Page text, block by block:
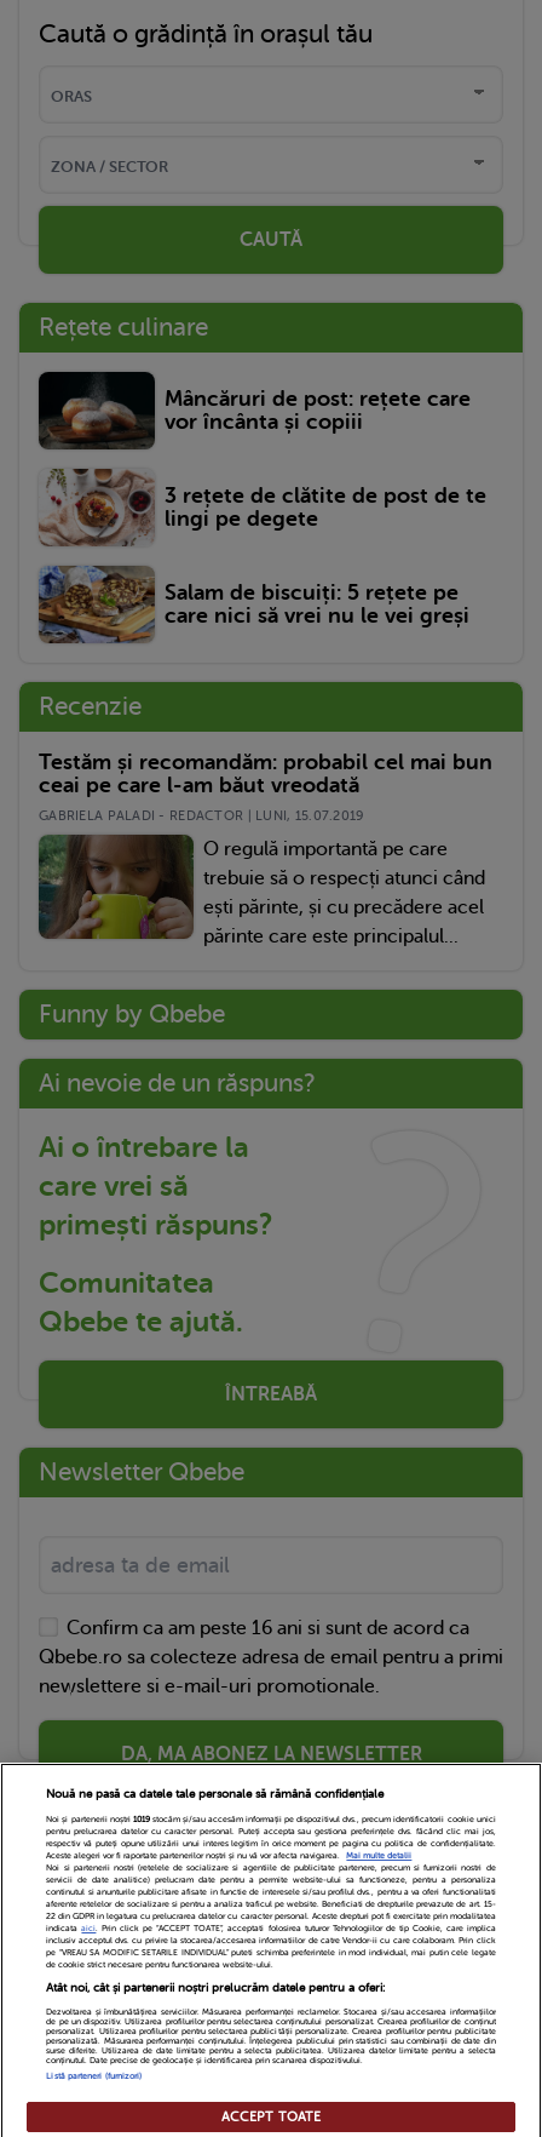
Caută o grădință în orașul tău
CAUTĂ
Rețete culinare
Mâncăruri de post: rețete care
vor încânta și copiii
3 rețete de clătite de post de te
lingi pe degete
Salam de biscuiți: 5 rețete pe
care nici să vrei nu le vei greși
Recenzie
Testăm și recomandăm: probabil cel mai bun
ceai pe care l-am băut vreodată
GABRIELA PALADI - REDACTOR | LUNI, 15.07.2019
O regulă importantă pe care
trebuie să o respecți atunci când
ești părinte, și cu precădere acel
părinte care este principalul...
Funny by Qbebe
Ai nevoie de un răspuns?
Ai o întrebare la
care vrei să
primești răspuns?
Comunitatea
Qbebe te ajută.
ÎNTREABĂ
Newsletter Qbebe
Confirm ca am peste 16 ani si sunt de acord ca
Qbebe.ro sa colecteze adresa de email pentru a primi
newslettere si e-mail-uri promotionale.
DA, MA ABONEZ LA NEWSLETTER
Echipa Editoriala Newsletter
Contact
Cariere
Cookies
Politica de confidentialitate
DivaHair Cosmetics
Despre noi
Termeni si conditii
Nouă ne pasă ca datele tale personale să rămână confidențiale
Noi și partenerii noștri 1019stocăm și/sau accesăm informații pe dispozitivul dvs., precum identificatorii cookie unici
pentru prelucrarea datelor cu caracter personal. Puteți accepta sau gestiona preferințele dvs. făcând clic mai jos,
respectiv vă puteți opune utilizării unui interes legitim în orice moment pe pagina cu politica de confidențialitate.
Aceste alegeri vor fi raportate partenerilor noștri și nu vă vor afecta navigarea.
Mai multe detalii
Noi si partenerii nostri (retelele de socializare si agentiile de publicitate partenere, precum si furnizorii nostri de
servicii de date analitice) prelucram date pentru a permite website-ului sa functioneze, pentru a personaliza
continutul si anunturile publicitare afisate in functie de interesele si/sau profilul dvs., pentru a va oferi functionalitati
aferente retelelor de socializare si pentru a analiza traficul pe website. Beneficiati de drepturile prevazute de art. 15-
22 din GDPR in legatura cu prelucrarea datelor cu caracter personal. Aceste drepturi pot fi exercitate prin modalitatea
indicataaici. Prin click pe “ACCEPT TOATE”, acceptati folosirea tuturor Tehnologiilor de tip Cookie, care implica
inclusiv acceptul dvs. cu privire la stocarea/accesarea informatiilor de catre Vendor-ii cu care colaboram. Prin click
pe “VREAU SA MODIFIC SETARILE INDIVIDUAL” puteti schimba preferintele in mod individual, mai putin cele legate
de cookie strict necesare pentru functionarea website-ului.
Atât noi, cât și partenerii noștri prelucrăm datele pentru a oferi:
Dezvoltarea și îmbunătățirea serviciilor. Măsurarea performanței reclamelor. Stocarea și/sau accesarea informațiilor
de pe un dispozitiv. Utilizarea profilurilor pentru selectarea conținutului personalizat. Crearea profilurilor de conținut
personalizat. Utilizarea profilurilor pentru selectarea publicității personalizate. Crearea profilurilor pentru publicitate
personalizată. Măsurarea performanței conținutului. Înțelegerea publicului prin statistici sau combinații de date din
surse diferite. Utilizarea de date limitate pentru a selecta publicitatea. Utilizarea datelor limitate pentru a selecta
conținutul. Date precise de geolocație și identificarea prin scanarea dispozitivului.
Listă parteneri (furnizori)
ACCEPT TOATE